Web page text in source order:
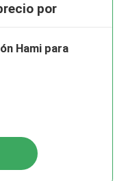
por
Hami para